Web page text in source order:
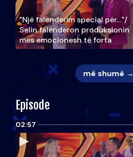
"Një falenderim special për…"/
Selin falënderon produksionin
mes emocionesh të forta
më shumë →
Episode
02:57